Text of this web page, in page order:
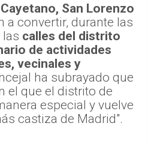
San Lorenzo
a convertir, durante las
las calles del distrito
de actividades
vecinales y
ha subrayado que
el que el distrito de
especial y vuelve
castiza de Madrid".